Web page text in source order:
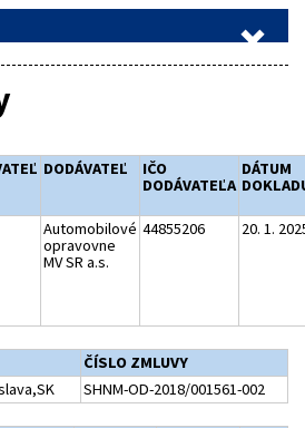
DODÁVATEĽ
IČO
DODÁVATEĽA
DÁTUM
Automobilové
opravovne
MV SR a.s.
44855206 20. 1.
ČÍSLO ZMLUVY
SHNM-OD-2018/001561-002